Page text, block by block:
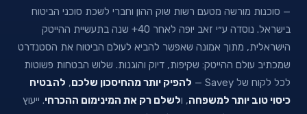
— סוכנות מורשה מטעם רשות שוק ההון וחברי לשכת סוכני הביטוח
בישראל. נוסדה ע״י זאב יופה לאחר 40+ שנה בתעשיית ההייטק
הישראלית, מתוך אמונה שאפשר להביא לעולם הביטוח את הסטנדרט
שמכתיב עולם ההייטק: שקיפות, דיוק והוגנות. שלוש הבטחות פשוטות
לכל לקוח של Savey —
להפיק יותר מהחיסכון שלכם, להבטיח
כיסוי טוב יותר למשפחה, ולשלם רק את המינימום ההכרחי. ייעוץ